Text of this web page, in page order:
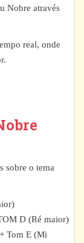
Nobre através
real, onde
sobre o tema
D (Ré maior)
Tom E (Mi